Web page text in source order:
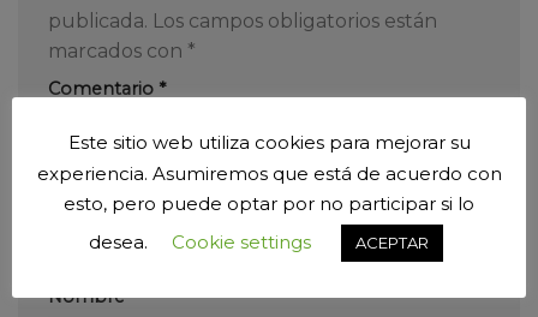
publicada. Los campos obligatorios están
marcados con *
Comentario *
Nombre*
Este sitio web utiliza cookies para mejorar su
experiencia. Asumiremos que está de acuerdo con
esto, pero puede optar por no participar si lo
desea.
Cookie settings ACEPTAR